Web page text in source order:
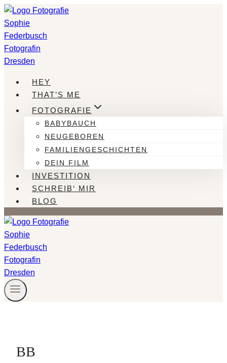
Zum
Inhalt
springen
HEY
THAT’S ME
FOTOGRAFIE
BABYBAUCH
NEUGEBOREN
FAMILIENGESCHICHTEN
DEIN FILM
INVESTITION
SCHREIB‘ MIR
BLOG
BB